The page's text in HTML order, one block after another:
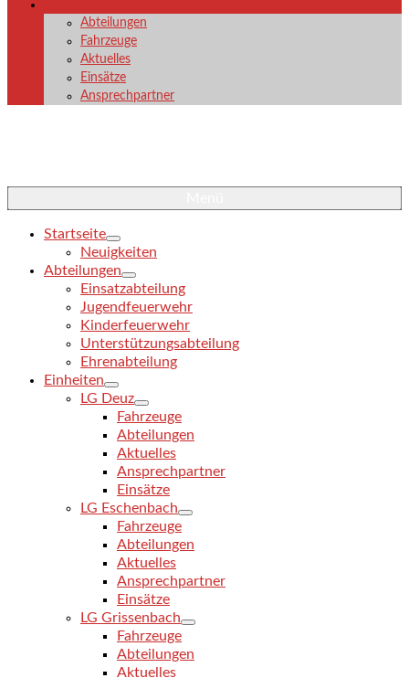
Abteilungen
Fahrzeuge
Aktuelles
Einsätze
Ansprechpartner
Startseite
Neuigkeiten
Abteilungen
Einsatzabteilung
Jugendfeuerwehr
Kinderfeuerwehr
Unterstützungsabteilung
Ehrenabteilung
Einheiten
LG Deuz
Fahrzeuge
Abteilungen
Aktuelles
Ansprechpartner
Einsätze
LG Eschenbach
Fahrzeuge
Abteilungen
Aktuelles
Ansprechpartner
Einsätze
LG Grissenbach
Fahrzeuge
Abteilungen
Aktuelles